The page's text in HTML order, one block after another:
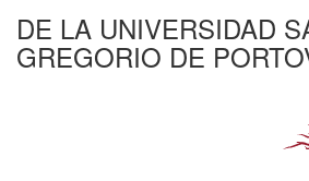
DE LA UNIVERSIDAD
GREGORIO DE